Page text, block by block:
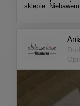
sklepie.